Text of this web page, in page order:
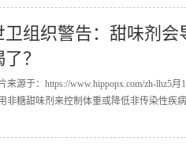
卫组织警告：甜味剂
？
来源于：https://www.hippopx.com/zh-lhz5
非糖甜味剂来控制体重或降低非传染性疾